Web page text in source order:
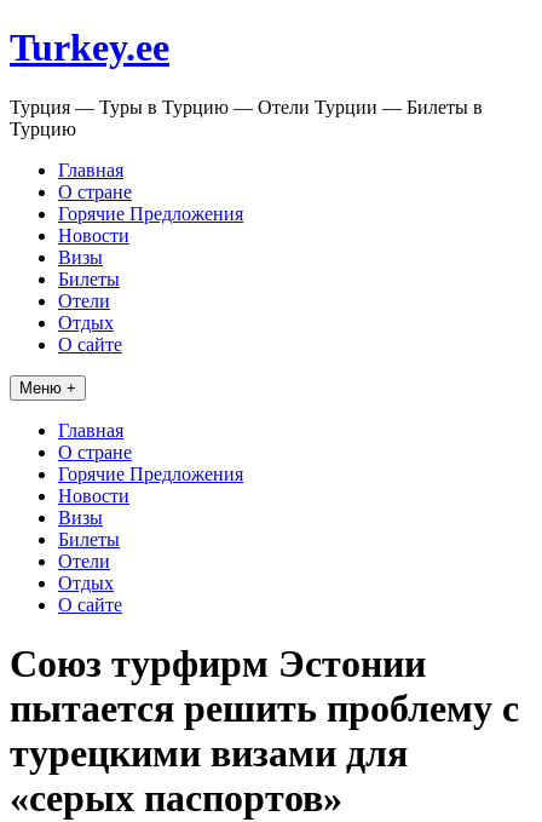
Перейти
к
Turkey.ee
Турция — Туры в Турцию — Отели Турции — Билеты в
Турцию
Главная
О стране
Горячие Предложения
Новости
Визы
Билеты
Отели
Отдых
О сайте
Меню +
Главная
О стране
Горячие Предложения
Новости
Визы
Билеты
Отели
Отдых
О сайте
Союз турфирм Эстонии
пытается решить проблему с
турецкими визами для
«серых паспортов»